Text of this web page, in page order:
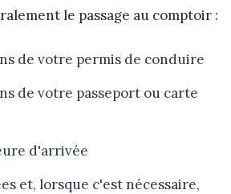
le passage au comptoir :
de votre permis de conduire
de votre passeport ou carte
d'arrivée
et, lorsque c'est nécessaire,